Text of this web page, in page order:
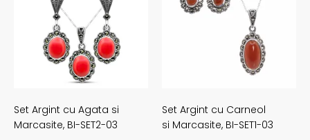
Set Argint cu Agata si
Marcasite, BI-SET2-03
Set Argint cu Carneol
si Marcasite, BI-SET1-03